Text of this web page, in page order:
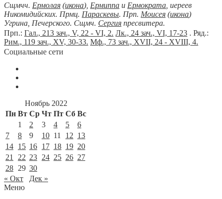
Сщмчч. Ермолая (икона), Ермиппа и Ермократа , иереев
Никомидийских. Прмц. Параскевы. Прп. Моисея (икона)
Угрина, Печерского. Сщмч. Сергия пресвитера.
Прп.: Гал., 213 зач., V, 22 - VI, 2. Лк., 24 зач., VI, 17-23 . Ряд.:
Рим., 119 зач., XV, 30-33. Мф., 73 зач., XVII, 24 - XVIII, 4.
Социальные сети
Ноябрь 2022
Пн Вт Ср Чт Пт Сб Вс
1
2 3 4 5
6
7
8 9 10 11 12 13
14 15 16 17 18 19 20
21
22 23 24 25 26 27
28 29 30
« Окт
Дек »
Меню